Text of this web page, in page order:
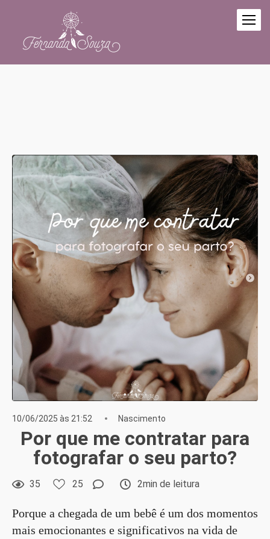
10/06/2025 às 21:52 Nascimento
Por que me contratar para
fotografar o seu parto?
35 25 2min de leitura
Porque a chegada de um bebê é um dos momentos
mais emocionantes e significativos na vida de